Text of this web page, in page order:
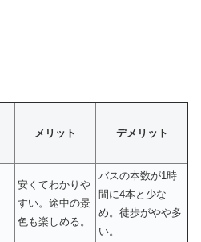
メリット デメリット
安くてわかりや
すい。途中の景
色も楽しめる。
バスの本数が1時
間に4本と少な
め。徒歩がやや多
い。